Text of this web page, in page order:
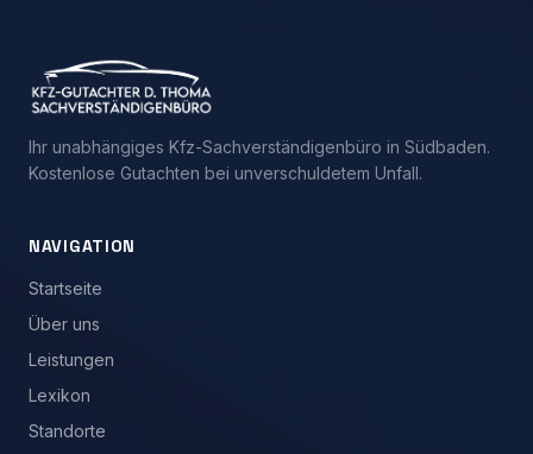
Ihr unabhängiges Kfz-Sachverständigenbüro in Südbaden.
Kostenlose Gutachten bei unverschuldetem Unfall.
NAVIGATION
Startseite
Über uns
Leistungen
Lexikon
Standorte